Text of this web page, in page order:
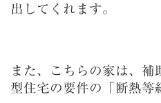
出してくれます。
また、こちらの家は、補
型住宅の要件の「断熱等